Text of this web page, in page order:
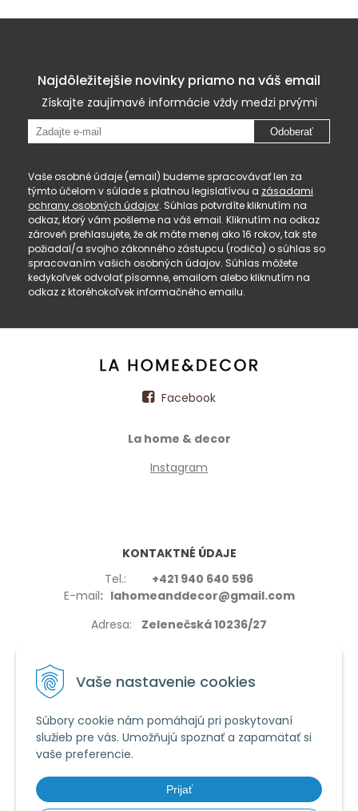
Vaše nastavenie cookies
Súbory cookie nám pomáhajú pri poskytovaní
služieb pre vás. Umožňujú spoznať a zapamätať si
vaše preferencie.
Prijať
Najdôležitejšie novinky priamo na váš email
Získajte zaujímavé informácie vždy medzi prvými
Odoberať
Vaše osobné údaje (email) budeme spracovávať len za
týmto účelom v súlade s platnou legislatívou a zásadami
ochrany osobných údajov. Súhlas potvrdíte kliknutím na
odkaz, ktorý vám pošleme na váš email. Kliknutím na odkaz
zároveň prehlasujete, že ak máte menej ako 16 rokov, tak ste
požiadal/a svojho zákonného zástupcu (rodiča) o súhlas so
spracovaním vašich osobných údajov. Súhlas môžete
kedykoľvek odvolať písomne, emailom alebo kliknutím na
odkaz z ktoréhokoľvek informačného emailu.
Facebook
La home & decor
Instagram
KONTAKTNÉ ÚDAJE
Tel.: +421 940 640 596
E-mail: lahomeanddecor@gmail.com
Adresa: Zelenečská 10236/27
VŠETKO O NÁKUPE
Používanie cookies
Obchodné podmienky